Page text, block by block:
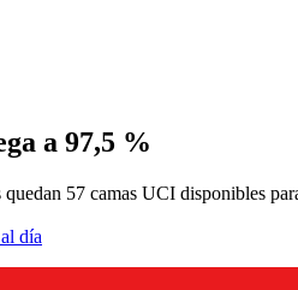
a 97,5 %
57 camas UCI disponibles
día